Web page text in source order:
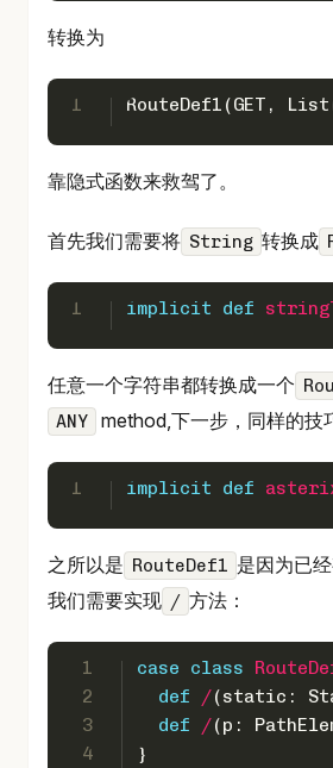
转换为
1 RouteDef1 (GET , List
靠隐式函数来救驾了。
首先我们需要将 String 转换成
1 implicit def
任意一个字符串都转换成一个
ANY method,下一步，同样的技
1 implicit def
之所以是 RouteDef1 是因为已
我们需要实现 / 方法：
1
2
3
4
case class
def
/(static:
def
/(p:
}